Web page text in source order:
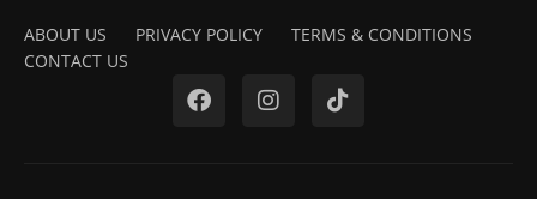
ABOUT US PRIVACY POLICY
TERMS & CONDITIONS
CONTACT US